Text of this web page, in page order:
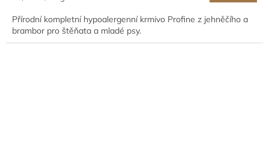
Přírodní kompletní hypoalergenní krmivo Profine z jehněčího a
brambor pro štěňata a mladé psy.